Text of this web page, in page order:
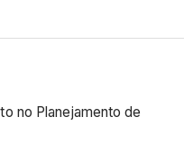
no Planejamento de